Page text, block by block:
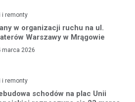
i remonty
w organizacji ruchu na ul.
Warszawy w Mrągowie
marca 2026
i remonty
schodów na plac Unii